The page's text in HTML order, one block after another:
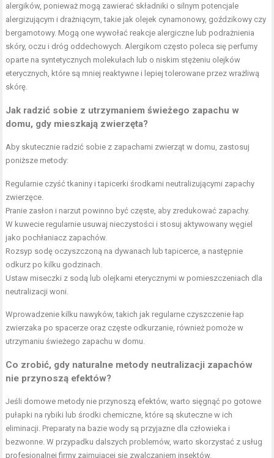
alergików, ponieważ mogą zawierać składniki o silnym potencjale
alergizującym i drażniącym, takie jak olejek cynamonowy, goździkowy czy
bergamotowy. Mogą one wywołać reakcje alergiczne lub podrażnienia
skóry, oczu i dróg oddechowych. Alergikom często poleca się perfumy
oparte na syntetycznych molekułach lub o niskim stężeniu olejków
eterycznych, które są mniej reaktywne i lepiej tolerowane przez wrażliwą
skórę.
Jak radzić sobie z utrzymaniem świeżego zapachu w
domu, gdy mieszkają zwierzęta?
Aby skutecznie radzić sobie z zapachami zwierząt w domu, zastosuj
poniższe metody:
Regularnie czyść tkaniny i tapicerki środkami neutralizującymi zapachy
zwierzęce.
Pranie zasłon i narzut powinno być częste, aby zredukować zapachy.
W kuwecie regularnie usuwaj nieczystości i stosuj aktywowany węgiel
jako pochłaniacz zapachów.
Rozsyp sodę oczyszczoną na dywanach lub tapicerce, a następnie
odkurz po kilku godzinach.
Ustaw miseczki z sodą lub olejkami eterycznymi w pomieszczeniach dla
neutralizacji woni.
Wprowadzenie kilku nawyków, takich jak regularne czyszczenie łap
zwierzaka po spacerze oraz częste odkurzanie, również pomoże w
utrzymaniu świeżego zapachu w domu.
Co zrobić, gdy naturalne metody neutralizacji zapachów
nie przynoszą efektów?
Jeśli domowe metody nie przynoszą efektów, warto sięgnąć po gotowe
pułapki na rybiki lub środki chemiczne, które są skuteczne w ich
eliminacji. Preparaty na bazie wody są przyjazne dla człowieka i
bezwonne. W przypadku dalszych problemów, warto skorzystać z usług
profesjonalnej firmy zajmującej się zwalczaniem insektów.